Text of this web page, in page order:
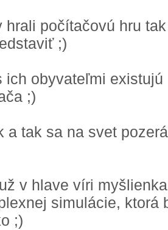
hrali počítačovú hru
;)
ich obyvateľmi existujú
;)
a tak sa na svet
v hlave víri
simulácie, ktorá
;)